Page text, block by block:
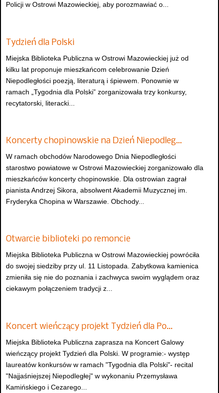
Policji w Ostrowi Mazowieckiej, aby porozmawiać o...
Tydzień dla Polski
Miejska Biblioteka Publiczna w Ostrowi Mazowieckiej już od
kilku lat proponuje mieszkańcom celebrowanie Dzień
Niepodległości poezją, literaturą i śpiewem. Ponownie w
ramach „Tygodnia dla Polski” zorganizowała trzy konkursy,
recytatorski, literacki...
Koncerty chopinowskie na Dzień Niepodleg…
W ramach obchodów Narodowego Dnia Niepodległości
starostwo powiatowe w Ostrowi Mazowieckiej zorganizowało dla
mieszkańców koncerty chopinowskie. Dla ostrowian zagrał
pianista Andrzej Sikora, absolwent Akademii Muzycznej im.
Fryderyka Chopina w Warszawie. Obchody...
Otwarcie biblioteki po remoncie
Miejska Biblioteka Publiczna w Ostrowi Mazowieckiej powróciła
do swojej siedziby przy ul. 11 Listopada. Zabytkowa kamienica
zmieniła się nie do poznania i zachwyca swoim wyglądem oraz
ciekawym połączeniem tradycji z...
Koncert wieńczący projekt Tydzień dla Po…
Miejska Biblioteka Publiczna zaprasza na Koncert Galowy
wieńczący projekt Tydzień dla Polski. W programie:- występ
laureatów konkursów w ramach "Tygodnia dla Polski"- recital
"Najjaśniejszej Niepodległej" w wykonaniu Przemysława
Kamińskiego i Cezarego...